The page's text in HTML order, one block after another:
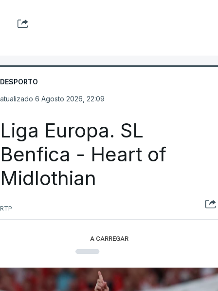
DESPORTO
atualizado 6 Agosto 2026, 22:09
Liga Europa. SL
Benfica - Heart of
Midlothian
RTP
A CARREGAR